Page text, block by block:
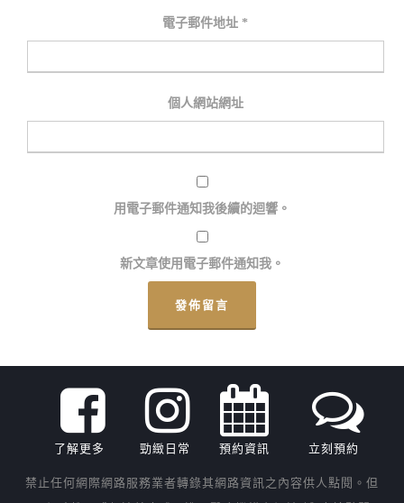
電子郵件地址 *
個人網站網址
用電子郵件通知我後續的迴響。
新文章使用電子郵件通知我。
了解更多 勁緻日常 預約資訊 立刻預約
禁止任何網際網路服務業者轉錄其網路資訊之內容供人點閱。但